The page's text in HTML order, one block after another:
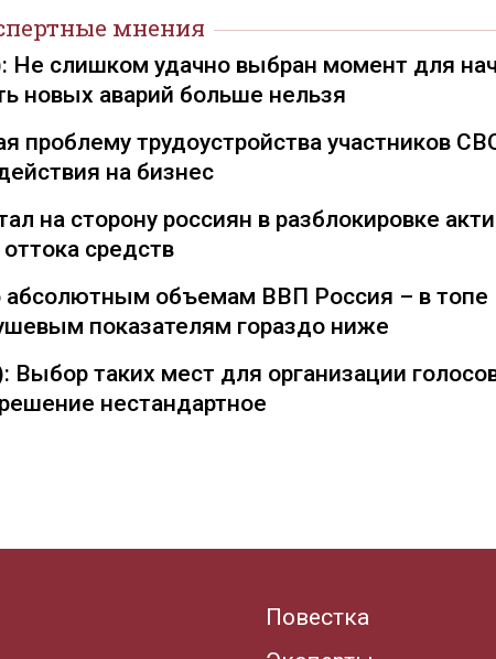
мнения
Не слишком удачно выбран момент для
новых аварий больше нельзя
трудоустройства участников
на бизнес
на сторону россиян в разблокировке
средств
объемам ВВП Россия – в топе
показателям гораздо ниже
таких мест для организации
нестандартное
Повестка